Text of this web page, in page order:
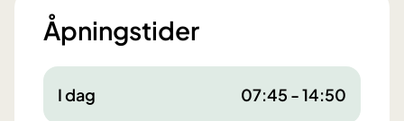
Åpningstider
I dag 07:45 - 14:50